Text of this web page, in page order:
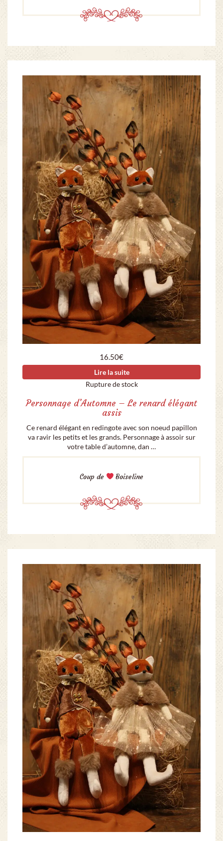
16.50€
Lire la suite
Rupture de stock
Personnage d’Automne – Le renard élégant
assis
Ce renard élégant en redingote avec son noeud papillon
va ravir les petits et les grands. Personnage à assoir sur
votre table d’automne, dan …
Coup de Boiseline